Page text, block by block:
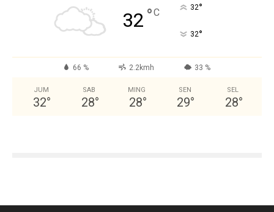
32 °C 32°
32°
66 % 2.2kmh 33 %
JUM
32°
SAB
28°
MING
28°
SEN
29°
SEL
28°